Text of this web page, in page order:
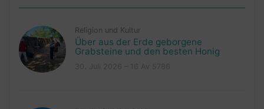
Religion und Kultur
Über aus der Erde geborgene
Grabsteine und den besten Honig